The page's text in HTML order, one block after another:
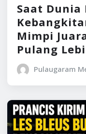
Saat Dunia
Mimpi
Pulang
Pulaugaram